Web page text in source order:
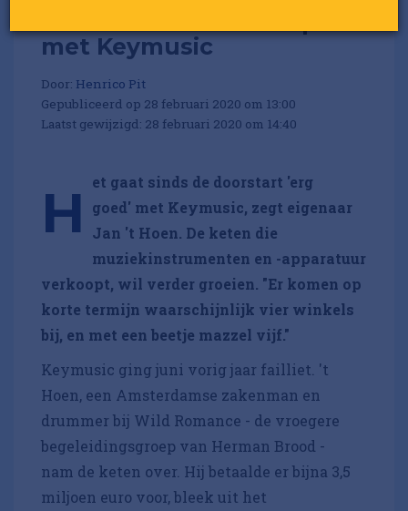
met Keymusic
Door: Henrico Pit
Gepubliceerd op 28 februari 2020 om 13:00
Laatst gewijzigd: 28 februari 2020 om 14:40
H
et gaat sinds de doorstart 'erg
goed' met Keymusic, zegt eigenaar
Jan 't Hoen. De keten die
muziekinstrumenten en -apparatuur
verkoopt, wil verder groeien. "Er komen op
korte termijn waarschijnlijk vier winkels
bij, en met een beetje mazzel vijf."
Keymusic ging juni vorig jaar failliet. 't
Hoen, een Amsterdamse zakenman en
drummer bij Wild Romance - de vroegere
begeleidingsgroep van Herman Brood -
nam de keten over. Hij betaalde er bijna 3,5
miljoen euro voor, bleek uit het